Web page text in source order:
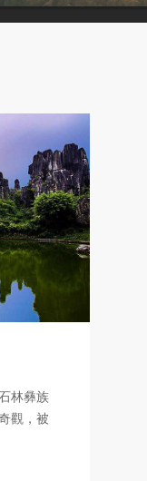
林彝族
觀，被